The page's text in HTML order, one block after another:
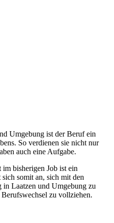
Umgebung ist der Beruf ein
So verdienen sie nicht nur
auch eine Aufgabe.
bisherigen Job ist ein
somit an, sich mit den
Laatzen und Umgebung zu
zu vollziehen.